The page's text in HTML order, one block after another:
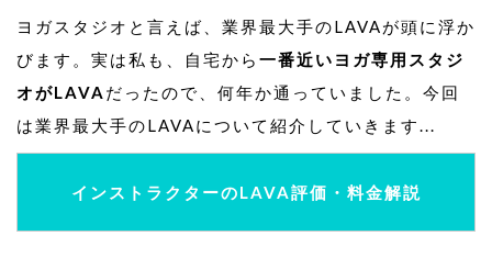
ヨガスタジオと言えば、業界最大手のLAVAが頭に浮か
びます。実は私も、自宅から 一番近いヨガ専用スタジ
オがLAVA だったので、何年か通っていました。今回
は業界最大手のLAVAについて紹介していきます...
インストラクターのLAVA評価・料金解説